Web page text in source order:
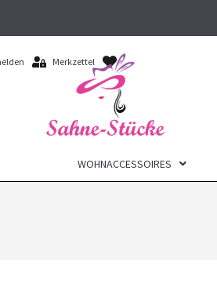
Merkzettel
WOHNACCESSOIRES